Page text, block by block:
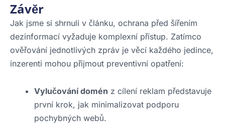
Závěr
Jak jsme si shrnuli v článku, ochrana před šířením
dezinformací vyžaduje komplexní přístup. Zatímco
ověřování jednotlivých zpráv je věcí každého jedince,
inzerenti mohou přijmout preventivní opatření:
Vylučování domén z cílení reklam představuje
první krok, jak minimalizovat podporu
pochybných webů.